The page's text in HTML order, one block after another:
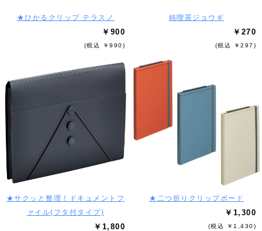
★ひかるクリップ テラスノ
￥900
(税込 ￥990)
純喫茶ジョウギ
￥270
(税込 ￥297)
★サクッと整理！ドキュメントフ
ァイル(フタ付タイプ)
￥1,800
★二つ折りクリップボード
￥1,300
(税込 ￥1,430)